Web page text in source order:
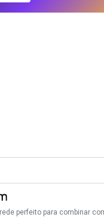
perfeito para combinar